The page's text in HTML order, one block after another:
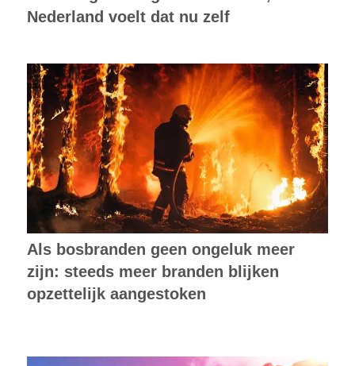
Nederland voelt dat nu zelf
Als bosbranden geen ongeluk meer
zijn: steeds meer branden blijken
opzettelijk aangestoken